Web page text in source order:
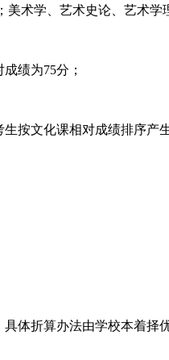
术学、艺术史论、艺术学
绩为75分；
按文化课相对成绩排序
体折算办法由学校本着择